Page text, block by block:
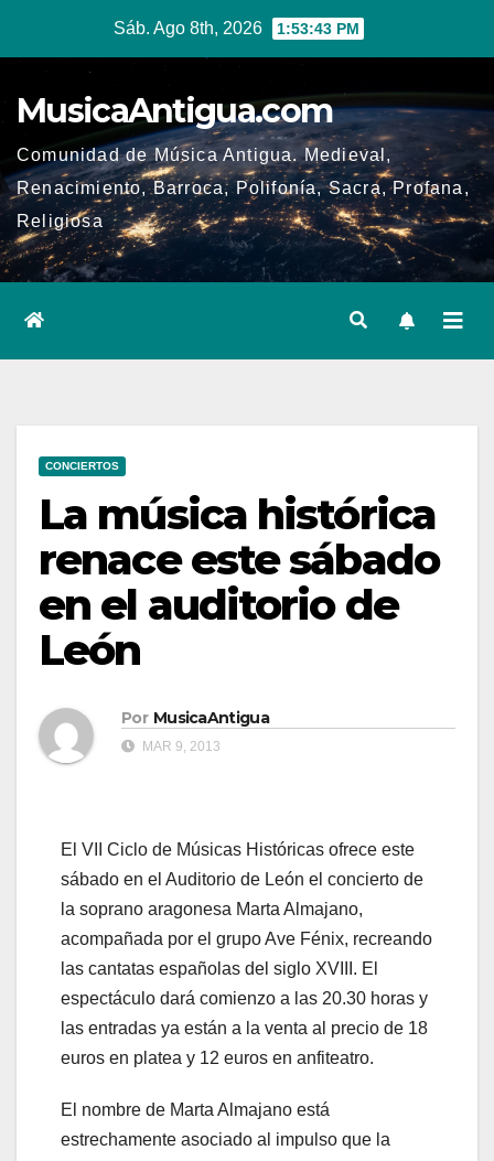
Sáb. Ago 8th, 2026 1:53:43 PM
MusicaAntigua.com
Comunidad de Música Antigua. Medieval,
Renacimiento, Barroca, Polifonía, Sacra, Profana,
Religiosa
CONCIERTOS
La música histórica
renace este sábado
en el auditorio de
León
Por MusicaAntigua
MAR 9, 2013
El VII Ciclo de Músicas Históricas ofrece este
sábado en el Auditorio de León el concierto de
la soprano aragonesa Marta Almajano,
acompañada por el grupo Ave Fénix, recreando
las cantatas españolas del siglo XVIII. El
espectáculo dará comienzo a las 20.30 horas y
las entradas ya están a la venta al precio de 18
euros en platea y 12 euros en anfiteatro.
El nombre de Marta Almajano está
estrechamente asociado al impulso que la